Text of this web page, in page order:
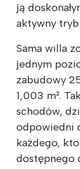
ją
aktywny tryb
Sama willa
jednym
zabudowy
1,003 m².
schodów,
odpowiedni
każdego,
dostępnego